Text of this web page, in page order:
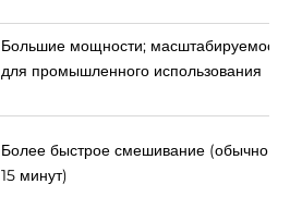
Большие мощности; масштабируемость
для промышленного использования
Более быстрое смешивание (обычно 5–
15 минут)